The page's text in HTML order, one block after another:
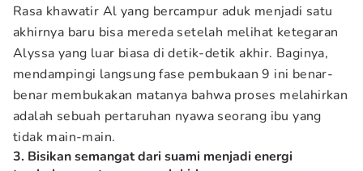
Rasa khawatir Al yang bercampur aduk menjadi satu
akhirnya baru bisa mereda setelah melihat ketegaran
Alyssa yang luar biasa di detik-detik akhir. Baginya,
mendampingi langsung fase pembukaan 9 ini benar-
benar membukakan matanya bahwa proses melahirkan
adalah sebuah pertaruhan nyawa seorang ibu yang
tidak main-main.
3. Bisikan semangat dari suami menjadi energi